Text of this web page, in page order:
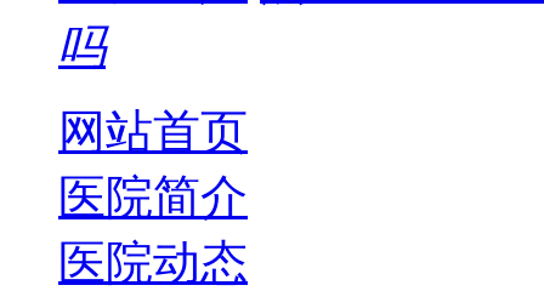
吗
网站首页
医院简介
医院动态